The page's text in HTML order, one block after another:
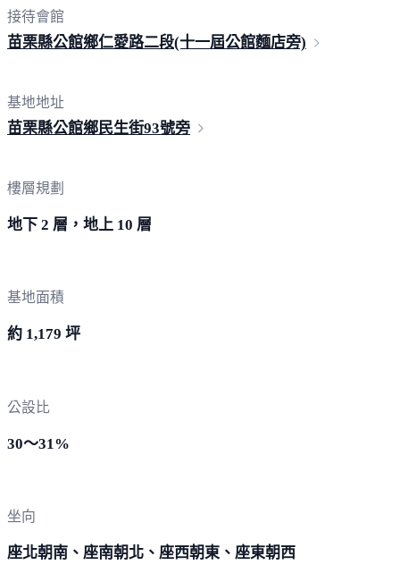
接待會館
苗栗縣公館鄉仁愛路二段(十一屆公館麵店旁)
基地地址
苗栗縣公館鄉民生街93號旁
樓層規劃
地下 2 層，地上 10 層
基地面積
約 1,179 坪
公設比
30～31%
坐向
座北朝南、座南朝北、座西朝東、座東朝西